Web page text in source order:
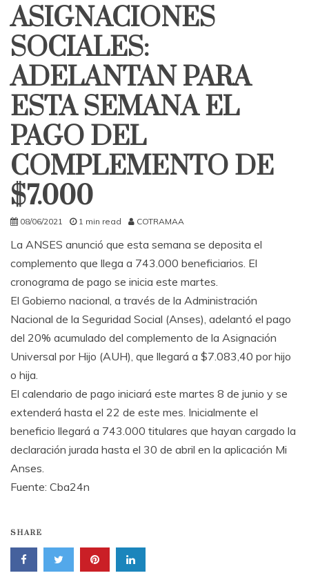
ASIGNACIONES
SOCIALES:
ADELANTAN PARA
ESTA SEMANA EL
PAGO DEL
COMPLEMENTO DE
$7.000
08/06/2021 1 min read COTRAMAA
La ANSES anunció que esta semana se deposita el
complemento que llega a 743.000 beneficiarios. El
cronograma de pago se inicia este martes.
El Gobierno nacional, a través de la Administración
Nacional de la Seguridad Social (Anses), adelantó el pago
del 20% acumulado del complemento de la Asignación
Universal por Hijo (AUH), que llegará a $7.083,40 por hijo
o hija.
El calendario de pago iniciará este martes 8 de junio y se
extenderá hasta el 22 de este mes. Inicialmente el
beneficio llegará a 743.000 titulares que hayan cargado la
declaración jurada hasta el 30 de abril en la aplicación Mi
Anses.
Fuente: Cba24n
SHARE